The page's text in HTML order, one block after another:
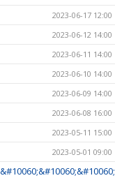
2023-06-17 12:00
2023-06-12 14:00
2023-06-11 14:00
2023-06-10 14:00
2023-06-09 14:00
2023-06-08 16:00
2023-05-11 15:00
2023-05-01 09:00